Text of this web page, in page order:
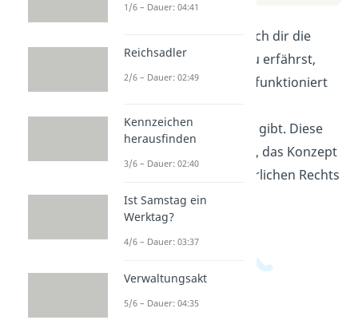
In diesem Video erkläre ich dir die
Bedeutung einer GbR. Du erfährst,
was eine GbR ist, wie sie funktioniert
Besonderheiten es dabei gibt. Diese
Informationen helfen dir, das Konzept
einer Gesellschaft bürgerlichen Rechts
besser zu verstehen.
1/6 – Dauer: 04:41
Reichsadler
2/6 – Dauer: 02:49
Kennzeichen
herausfinden
3/6 – Dauer: 02:40
Ist Samstag ein
Werktag?
4/6 – Dauer: 03:37
Verwaltungsakt
5/6 – Dauer: 04:35